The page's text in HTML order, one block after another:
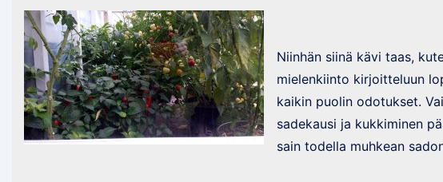
Niinhän siinä kävi taas,
mielenkiinto kirjoitteluun
kaikin puolin odotukset.
sadekausi ja kukkiminen
sain todella muhkean